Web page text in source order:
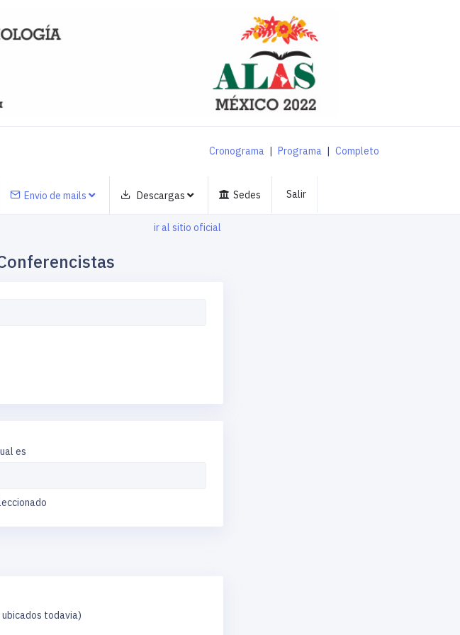
Cronograma | Programa | Completo
Envio de mails Descargas Sedes Salir
ir al sitio oficial
es
ubicados todavia)